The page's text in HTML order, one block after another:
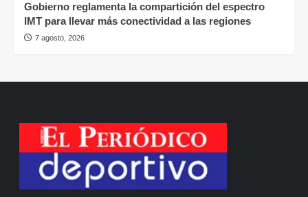
Gobierno reglamenta la compartición del espectro
IMT para llevar más conectividad a las regiones
7 agosto, 2026